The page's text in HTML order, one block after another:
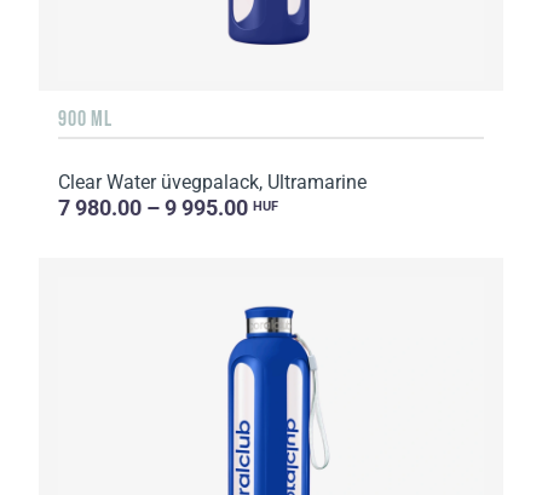
900 ML
Clear Water üvegpalack, Ultramarine
7 980.00 – 9 995.00 HUF